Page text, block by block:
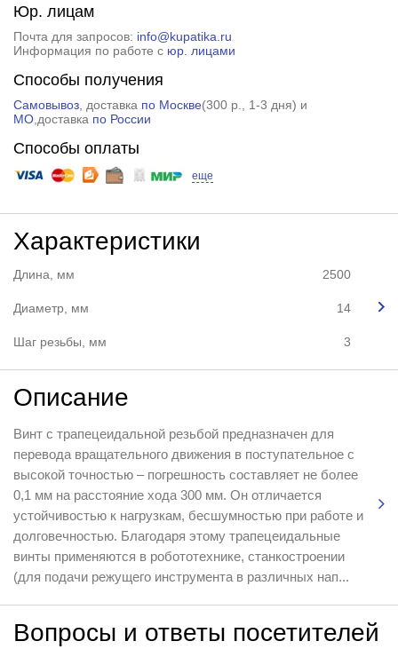
Юр. лицам
Почта для запросов: info@kupatika.ru
Информация по работе с юр. лицами
Способы получения
Самовывоз, доставка по Москве(300 р.
, 1-3 дня) и
МО,доставка по России
Способы оплаты
еще
Характеристики
Длина, мм 2500
Диаметр, мм 14
Шаг резьбы, мм 3
Описание
Винт с трапецеидальной резьбой предназначен для
перевода вращательного движения в поступательное с
высокой точностью – погрешность составляет не более
0,1 мм на расстояние хода 300 мм. Он отличается
устойчивостью к нагрузкам, бесшумностью при работе и
долговечностью. Благодаря этому трапецеидальные
винты применяются в робототехнике, станкостроении
(для подачи режущего инструмента в различных нап...
Вопросы и ответы посетителей